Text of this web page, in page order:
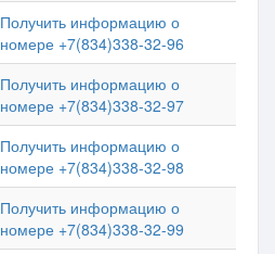
Получить информацию о
номере +7(834)338-32-96
Получить информацию о
номере +7(834)338-32-97
Получить информацию о
номере +7(834)338-32-98
Получить информацию о
номере +7(834)338-32-99